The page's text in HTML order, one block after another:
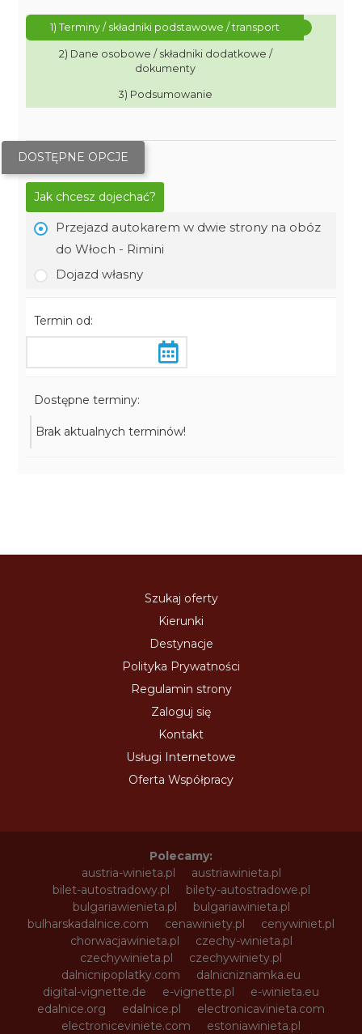
1) Terminy / składniki podstawowe / transport
2) Dane osobowe / składniki dodatkowe /
dokumenty
3) Podsumowanie
DOSTĘPNE OPCJE
Jak chcesz dojechać?
Przejazd autokarem w dwie strony na obóz
do Włoch - Rimini
Dojazd własny
Termin od:
Dostępne terminy:
Brak aktualnych terminów!
Szukaj oferty
Kierunki
Destynacje
Polityka Prywatności
Regulamin strony
Zaloguj się
Kontakt
Usługi Internetowe
Oferta Współpracy
Polecamy:
austria-winieta.pl
austriawinieta.pl
bilet-autostradowy.pl
bilety-autostradowe.pl
bulgariawienieta.pl
bulgariawinieta.pl
bulharskadalnice.com
cenawiniety.pl
cenywiniet.pl
chorwacjawinieta.pl
czechy-winieta.pl
czechywinieta.pl
czechywiniety.pl
dalnicnipoplatky.com
dalnicniznamka.eu
digital-vignette.de
e-vignette.pl
e-winieta.eu
edalnice.org
edalnice.pl
electronicavinieta.com
electroniceviniete.com
estoniawinieta.pl